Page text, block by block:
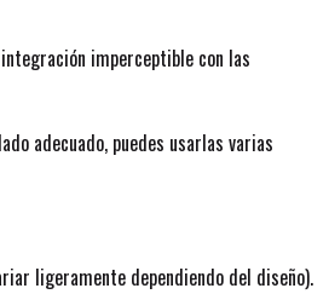
imperceptible con las
adecuado, puedes usarlas varias
ligeramente dependiendo del diseño).